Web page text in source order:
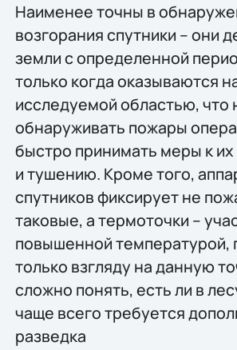
Наименее точны в
возгорания спутники – они
земли с определенной
только когда оказываются
исследуемой областью, что
обнаруживать пожары
быстро принимать меры к их
и тушению. Кроме того,
спутников фиксирует не
таковые, а термоточки –
повышенной температурой,
только взгляду на данную
сложно понять, есть ли в
чаще всего требуется
разведка